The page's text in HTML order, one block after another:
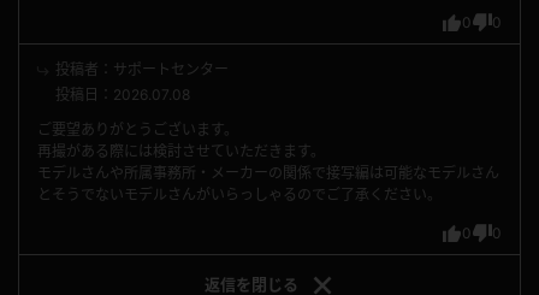
0 0
投稿者：サポートセンター
投稿日：2026.07.08
0 0
ご要望ありがとうございます。
再撮がある際には検討させていただきます。
モデルさんや所属事務所・メーカーの関係で接写編は可能なモデルさん
とそうでないモデルさんがいらっしゃるのでご了承ください。
返信を 閉じる